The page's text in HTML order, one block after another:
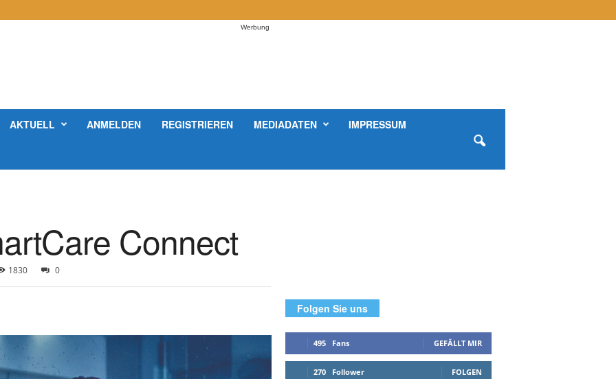
Werbung
AKTUELL ANMELDEN REGISTRIEREN MEDIADATEN IMPRESSUM
Connect
1830 0
Folgen Sie uns
495 Fans GEFÄLLT MIR
270 Follower FOLGEN